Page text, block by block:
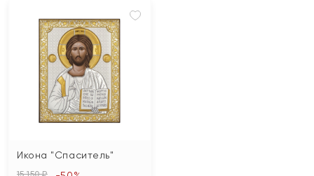
Икона "Спаситель"
15 150 ₽